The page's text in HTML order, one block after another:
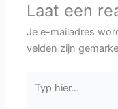
Laat een
Je e-mailadres
velden zijn
hier...